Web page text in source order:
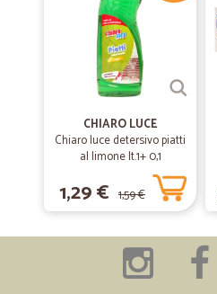
CHIARO LUCE
Chiaro luce detersivo piatti
al limone lt.1+ 0,1
1,29 € 1,59 €